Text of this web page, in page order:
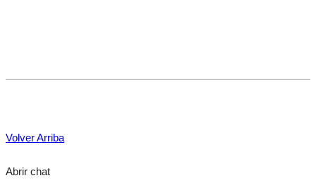
Volver Arriba
Abrir chat